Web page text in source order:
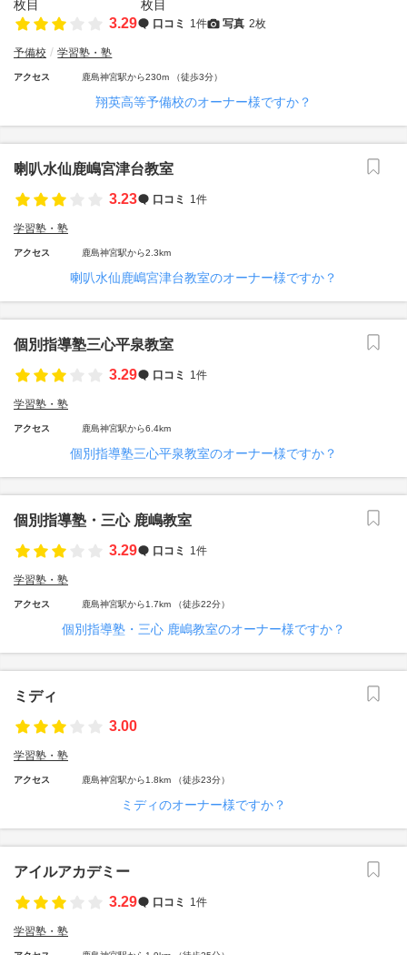
3.29 口コミ 1件 写真 2枚
予備校 学習塾・塾
アクセス 鹿島神宮駅から230m （徒歩3分）
翔英高等予備校のオーナー様ですか？
喇叭水仙鹿嶋宮津台教室
3.23
口コミ 1件
学習塾・塾
アクセス 鹿島神宮駅から2.3km
喇叭水仙鹿嶋宮津台教室のオーナー様ですか？
個別指導塾三心平泉教室
3.29
口コミ 1件
学習塾・塾
アクセス 鹿島神宮駅から6.4km
個別指導塾三心平泉教室のオーナー様ですか？
個別指導塾・三心 鹿嶋教室
3.29
口コミ 1件
学習塾・塾
アクセス 鹿島神宮駅から1.7km （徒歩22分）
個別指導塾・三心 鹿嶋教室のオーナー様ですか？
ミディ
3.00
学習塾・塾
アクセス 鹿島神宮駅から1.8km （徒歩23分）
ミディのオーナー様ですか？
アイルアカデミー
3.29
口コミ 1件
学習塾・塾